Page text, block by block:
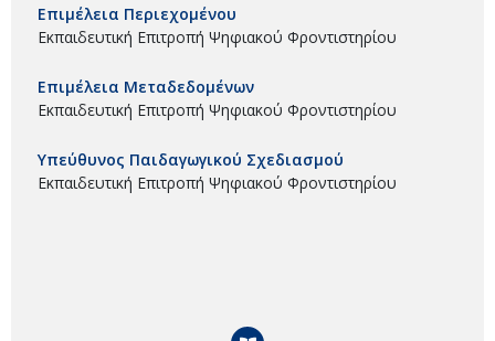
Επιμέλεια Περιεχομένου
Εκπαιδευτική Επιτροπή Ψηφιακού Φροντιστηρίου
Επιμέλεια Μεταδεδομένων
Εκπαιδευτική Επιτροπή Ψηφιακού Φροντιστηρίου
Υπεύθυνος Παιδαγωγικού Σχεδιασμού
Εκπαιδευτική Επιτροπή Ψηφιακού Φροντιστηρίου